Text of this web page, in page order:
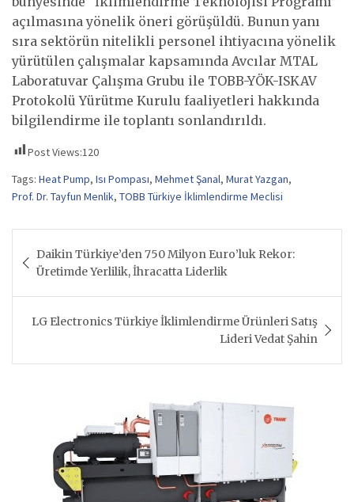
açılmasına yönelik öneri görüşüldü. Bunun yanı
sıra sektörün nitelikli personel ihtiyacına yönelik
yürütülen çalışmalar kapsamında Avcılar MTAL
Laboratuvar Çalışma Grubu ile TOBB-YÖK-ISKAV
Protokolü Yürütme Kurulu faaliyetleri hakkında
bilgilendirme ile toplantı sonlandırıldı.
Post Views:120
Tags: Heat Pump, Isı Pompası, Mehmet Şanal, Murat Yazgan,
Prof. Dr. Tayfun Menlik, TOBB Türkiye İklimlendirme Meclisi
gezinmesi
Daikin Türkiye’den 750 Milyon Euro’luk Rekor:
Üretimde Yerlilik, İhracatta Liderlik
LG Electronics Türkiye İklimlendirme Ürünleri Satış
Lideri Vedat Şahin